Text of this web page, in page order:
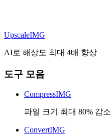
UpscaleIMG
AI로 해상도 최대 4배 향상
도구 모음
CompressIMG
파일 크기 최대 80% 감소
ConvertIMG